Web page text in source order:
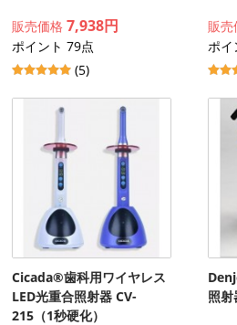
販売価格 7,938円
ポイント 79点
(5)
販
ポイ
Cicada®歯科用ワイヤレス
LED光重合照射器 CV-
215（1秒硬化）
照射